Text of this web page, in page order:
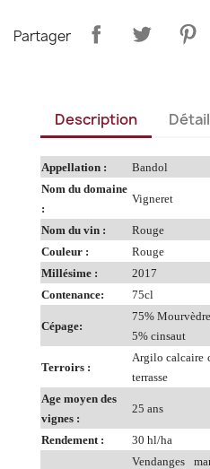
Partager
Description
Appellation :
Bandol
Nom du domaine
:
Vigneret
Nom du vin :
Rouge
Couleur :
Rouge
Millésime :
2017
Contenance:
75cl
Cépage:
75%
5% cinsaut
Terroirs :
Argilo calcaire
terrasse
Age moyen des
vignes :
25 ans
Rendement : 30 hl/ha
Vendanges